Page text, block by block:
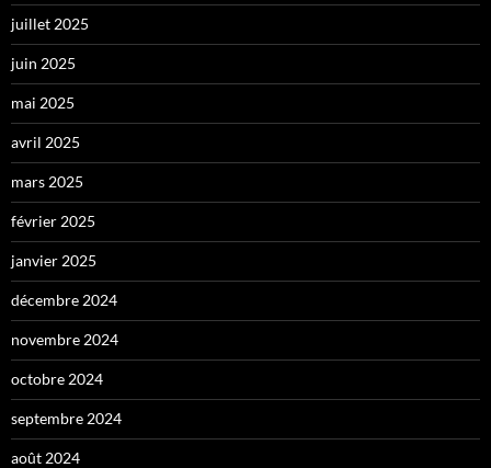
juillet 2025
juin 2025
mai 2025
avril 2025
mars 2025
février 2025
janvier 2025
décembre 2024
novembre 2024
octobre 2024
septembre 2024
août 2024